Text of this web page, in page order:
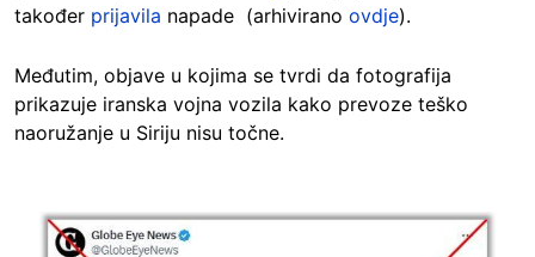
također prijavila napade (arhivirano ovdje).
Međutim, objave u kojima se tvrdi da fotografija
prikazuje iranska vojna vozila kako prevoze teško
naoružanje u Siriju nisu točne.
Image